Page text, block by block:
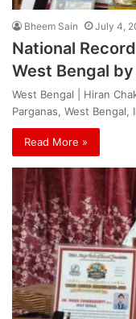
Bheem Sain July 4,
National
West Bengal
West Bengal | Hiran
Parganas, West
Read More »